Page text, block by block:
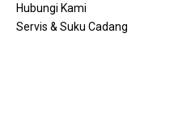
Hubungi Kami
Servis & Suku Cadang